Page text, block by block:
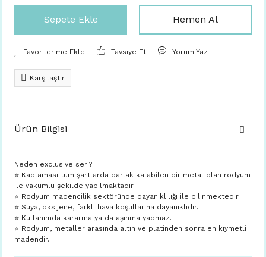
Sepete Ekle Hemen Al
Tavsiye Et Yorum Yaz
Karşılaştır
Ürün Bilgisi
Neden exclusive seri?
⭐️ Kaplaması tüm şartlarda parlak kalabilen bir metal olan rodyum
ile vakumlu şekilde yapılmaktadır.
⭐️ Rodyum madencilik sektöründe dayanıklılığı ile bilinmektedir.
⭐️ Suya, oksijene, farklı hava koşullarına dayanıklıdır.
⭐️ Kullanımda kararma ya da aşınma yapmaz.
⭐️ Rodyum, metaller arasında altın ve platinden sonra en kıymetli
madendir.